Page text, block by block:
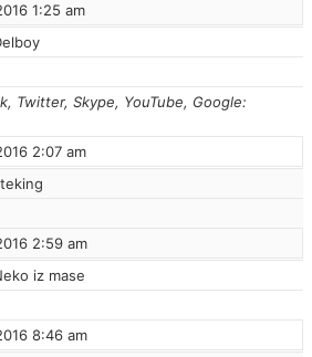
1:25 am
Twitter, Skype, YouTube, Google
2:07 am
2:59 am
iz mase
8:46 am